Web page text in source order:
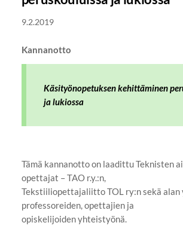
9.2.2019
Kannanotto
Käsityönopetuksen kehittäminen
ja lukiossa
Tämä kannanotto on laadittu Teknisten
opettajat – TAO r.y.:n,
Tekstiiliopettajaliitto TOL ry:n sekä alan
professoreiden, opettajien ja
opiskelijoiden yhteistyönä.